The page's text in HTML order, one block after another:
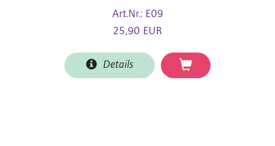
Art.Nr.: E09
25,90 EUR
Details